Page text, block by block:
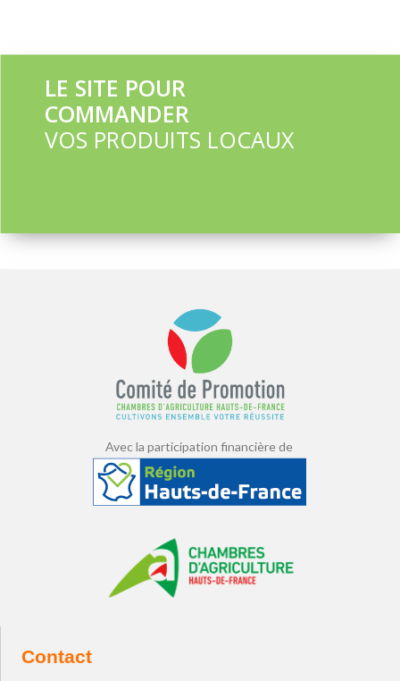
LE SITE POUR
COMMANDER
VOS PRODUITS LOCAUX
Avec la participation financière de
Contact